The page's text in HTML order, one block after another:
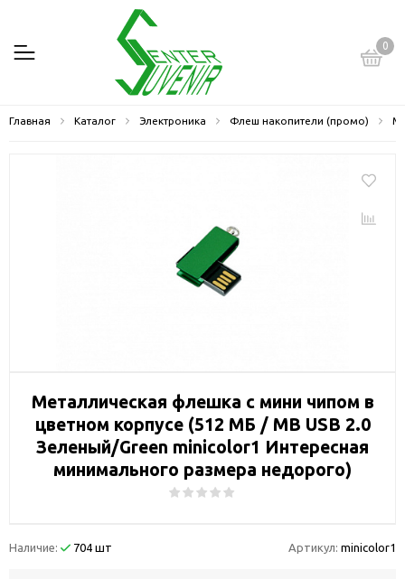
0
Главная Каталог Электроника Флеш накопители (промо)
Металлическая флешка с мини чипом в
цветном корпусе (512 МБ / MB USB 2.0
Зеленый/Green minicolor1 Интересная
минимального размера недорого)
Наличие: 704 шт Артикул: minicolor1